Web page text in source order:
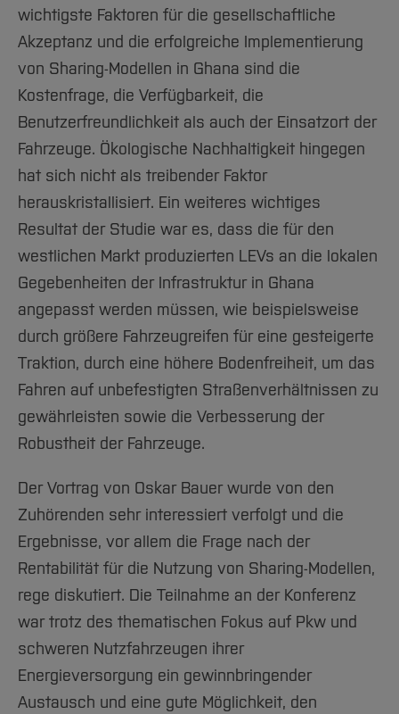
wichtigste Faktoren für die gesellschaftliche
Akzeptanz und die erfolgreiche Implementierung
von Sharing-Modellen in Ghana sind die
Kostenfrage, die Verfügbarkeit, die
Benutzerfreundlichkeit als auch der Einsatzort der
Fahrzeuge. Ökologische Nachhaltigkeit hingegen
hat sich nicht als treibender Faktor
herauskristallisiert. Ein weiteres wichtiges
Resultat der Studie war es, dass die für den
westlichen Markt produzierten LEVs an die lokalen
Gegebenheiten der Infrastruktur in Ghana
angepasst werden müssen, wie beispielsweise
durch größere Fahrzeugreifen für eine gesteigerte
Traktion, durch eine höhere Bodenfreiheit, um das
Fahren auf unbefestigten Straßenverhältnissen zu
gewährleisten sowie die Verbesserung der
Robustheit der Fahrzeuge.
Der Vortrag von Oskar Bauer wurde von den
Zuhörenden sehr interessiert verfolgt und die
Ergebnisse, vor allem die Frage nach der
Rentabilität für die Nutzung von Sharing-Modellen,
rege diskutiert. Die Teilnahme an der Konferenz
war trotz des thematischen Fokus auf Pkw und
schweren Nutzfahrzeugen ihrer
Energieversorgung ein gewinnbringender
Austausch und eine gute Möglichkeit, den